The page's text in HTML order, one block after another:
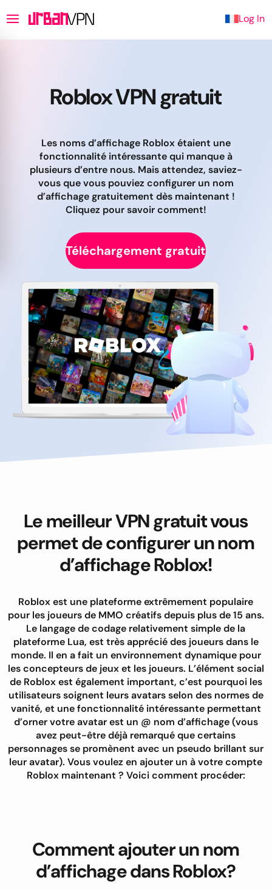
Log In
Roblox VPN gratuit
Les noms d’affichage Roblox étaient une
fonctionnalité intéressante qui manque à
plusieurs d’entre nous. Mais attendez, saviez-
vous que vous pouviez configurer un nom
d’affichage gratuitement dès maintenant !
Cliquez pour savoir comment!
Téléchargement gratuit
Le meilleur VPN gratuit vous
permet de configurer un nom
d’affichage Roblox!
Roblox est une plateforme extrêmement populaire
pour les joueurs de MMO créatifs depuis plus de 15 ans.
Le langage de codage relativement simple de la
plateforme Lua, est très apprécié des joueurs dans le
monde. Il en a fait un environnement dynamique pour
les concepteurs de jeux et les joueurs. L’élément social
de Roblox est également important, c’est pourquoi les
utilisateurs soignent leurs avatars selon des normes de
vanité, et une fonctionnalité intéressante permettant
d’orner votre avatar est un @ nom d’affichage (vous
avez peut-être déjà remarqué que certains
personnages se promènent avec un pseudo brillant sur
leur avatar). Vous voulez en ajouter un à votre compte
Roblox maintenant ? Voici comment procéder:
Comment ajouter un nom
d’affichage dans Roblox?